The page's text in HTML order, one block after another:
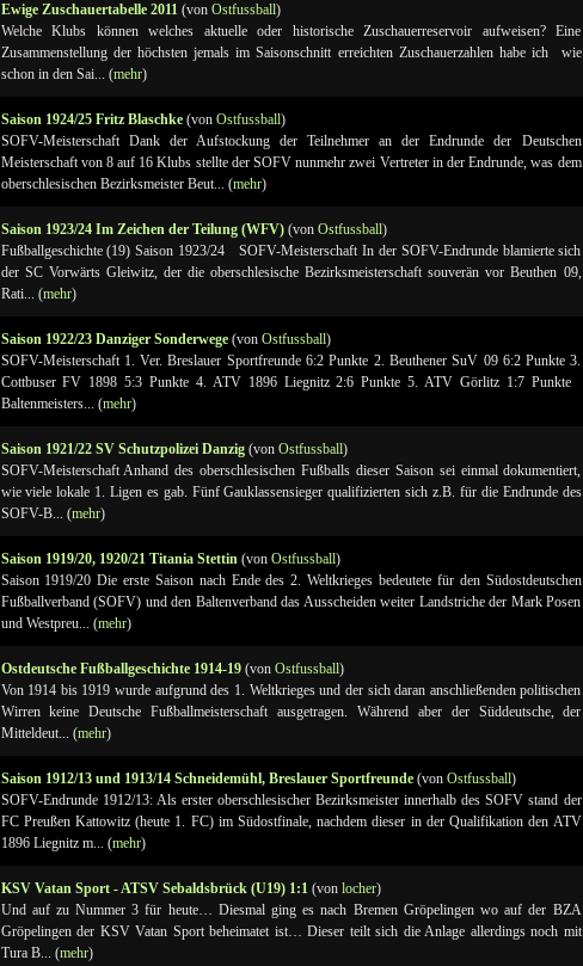
Ewige Zuschauertabelle 2011(von Ostfussball)
Welche Klubs können welches aktuelle oder historische Zuschauerreservoir aufweisen? Eine
Zusammenstellung der höchsten jemals im Saisonschnitt erreichten Zuschauerzahlen habe ich wie
schon in den Sai... (mehr)
Saison 1924/25 Fritz Blaschke(von Ostfussball)
SOFV-Meisterschaft Dank der Aufstockung der Teilnehmer an der Endrunde der Deutschen
Meisterschaft von 8 auf 16 Klubs stellte der SOFV nunmehr zwei Vertreter in der Endrunde, was dem
oberschlesischen Bezirksmeister Beut... (mehr)
Saison 1923/24 Im Zeichen der Teilung (WFV)(von Ostfussball)
Fußballgeschichte (19) Saison 1923/24 SOFV-Meisterschaft In der SOFV-Endrunde blamierte sich
der SC Vorwärts Gleiwitz, der die oberschlesische Bezirksmeisterschaft souverän vor Beuthen 09,
Rati... (mehr)
Saison 1922/23 Danziger Sonderwege(von Ostfussball)
SOFV-Meisterschaft 1. Ver. Breslauer Sportfreunde 6:2 Punkte 2. Beuthener SuV 09 6:2 Punkte 3.
Cottbuser FV 1898 5:3 Punkte 4. ATV 1896 Liegnitz 2:6 Punkte 5. ATV Görlitz 1:7 Punkte
Baltenmeisters... (mehr)
Saison 1921/22 SV Schutzpolizei Danzig(von Ostfussball)
SOFV-Meisterschaft Anhand des oberschlesischen Fußballs dieser Saison sei einmal dokumentiert,
wie viele lokale 1. Ligen es gab. Fünf Gauklassensieger qualifizierten sich z.B. für die Endrunde des
SOFV-B... (mehr)
Saison 1919/20, 1920/21 Titania Stettin(von Ostfussball)
Saison 1919/20 Die erste Saison nach Ende des 2. Weltkrieges bedeutete für den Südostdeutschen
Fußballverband (SOFV) und den Baltenverband das Ausscheiden weiter Landstriche der Mark Posen
und Westpreu... (mehr)
Ostdeutsche Fußballgeschichte 1914-19(von Ostfussball)
Von 1914 bis 1919 wurde aufgrund des 1. Weltkrieges und der sich daran anschließenden politischen
Wirren keine Deutsche Fußballmeisterschaft ausgetragen. Während aber der Süddeutsche, der
Mitteldeut... (mehr)
Saison 1912/13 und 1913/14 Schneidemühl, Breslauer Sportfreunde(von Ostfussball)
SOFV-Endrunde 1912/13: Als erster oberschlesischer Bezirksmeister innerhalb des SOFV stand der
FC Preußen Kattowitz (heute 1. FC) im Südostfinale, nachdem dieser in der Qualifikation den ATV
1896 Liegnitz m... (mehr)
KSV Vatan Sport - ATSV Sebaldsbrück (U19) 1:1(von locher)
Und auf zu Nummer 3 für heute… Diesmal ging es nach Bremen Gröpelingen wo auf der BZA
Gröpelingen der KSV Vatan Sport beheimatet ist… Dieser teilt sich die Anlage allerdings noch mit
Tura B... (mehr)